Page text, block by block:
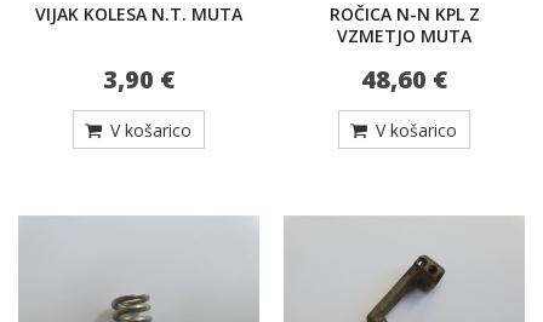
VIJAK KOLESA N.T. MUTA
3,90 €
V košarico
ROČICA N-N KPL Z
VZMETJO MUTA
48,60 €
V košarico